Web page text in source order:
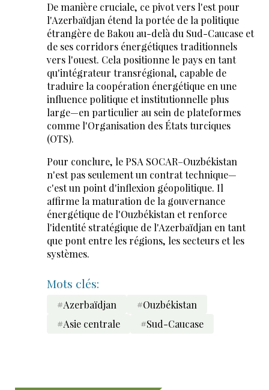
De manière cruciale, ce pivot vers l'est pour
l'Azerbaïdjan étend la portée de la politique
étrangère de Bakou au-delà du Sud-Caucase et
de ses corridors énergétiques traditionnels
vers l'ouest. Cela positionne le pays en tant
qu'intégrateur transrégional, capable de
traduire la coopération énergétique en une
influence politique et institutionnelle plus
large—en particulier au sein de plateformes
comme l'Organisation des États turciques
(OTS).
Pour conclure, le PSA SOCAR–Ouzbékistan
n'est pas seulement un contrat technique—
c'est un point d'inflexion géopolitique. Il
affirme la maturation de la gouvernance
énergétique de l'Ouzbékistan et renforce
l'identité stratégique de l'Azerbaïdjan en tant
que pont entre les régions, les secteurs et les
systèmes.
Mots clés:
#Azerbaïdjan
#Ouzbékistan
#Asie centrale
#Sud-Caucase